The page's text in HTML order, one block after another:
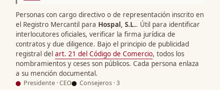
Personas con cargo directivo o de representación inscrito en
el Registro Mercantil para Hospal, S.L.. Útil para identificar
interlocutores oficiales, verificar la firma jurídica de
contratos y due diligence. Bajo el principio de publicidad
registral del art. 21 del Código de Comercio, todos los
nombramientos y ceses son públicos. Cada persona enlaza
a su mención documental.
Presidente · CEO Consejeros · 3